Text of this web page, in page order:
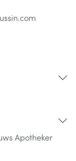
Apotheker